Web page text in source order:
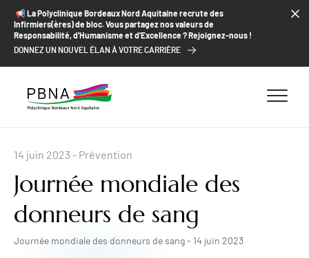
ALLER AU CONTENU
ALLER AU MENU
ALLER À LA RECHERCHE
📢​ La Polyclinique Bordeaux Nord Aquitaine recrute des
Infirmiers(ères) de bloc. Vous partagez nos valeurs de
Responsabilité, d’Humanisme et d’Excellence ? Rejoignez-nous !
DONNEZ UN NOUVEL ÉLAN À VOTRE CARRIÈRE
14 juin 2023 - Prévention
Journée mondiale des
donneurs de sang
Journée mondiale des donneurs de sang - 14 juin 2023